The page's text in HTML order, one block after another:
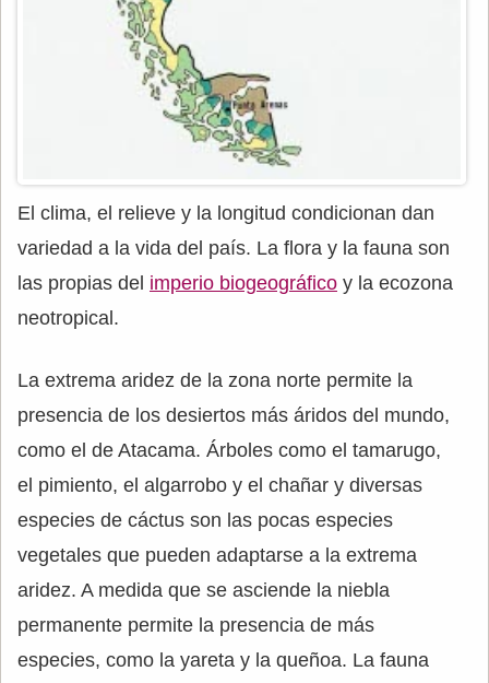
El clima, el relieve y la longitud condicionan dan
variedad a la vida del país. La flora y la fauna son
las propias del imperio biogeográfico y la ecozona
neotropical.
La extrema aridez de la zona norte permite la
presencia de los desiertos más áridos del mundo,
como el de Atacama. Árboles como el tamarugo,
el pimiento, el algarrobo y el chañar y diversas
especies de cáctus son las pocas especies
vegetales que pueden adaptarse a la extrema
aridez. A medida que se asciende la niebla
permanente permite la presencia de más
especies, como la yareta y la queñoa. La fauna